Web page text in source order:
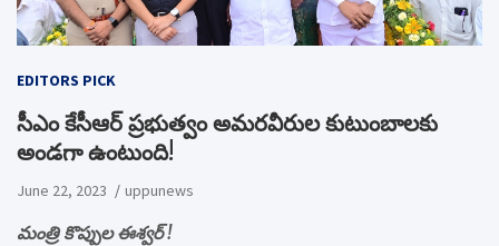
EDITORS PICK
సీఎం కేసీఆర్ ప్రభుత్వం అమరవీరుల కుటుంబాలకు
అండగా ఉంటుంది!
June 22, 2023 uppunews
మంత్రి కొప్పుల ఈశ్వర్ !